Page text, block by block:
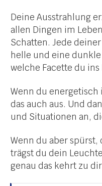
Deine Ausstrahlung
allen Dingen im
Schatten. Jede
helle und eine
welche Facette du
Wenn du energetisch
das auch aus. Und
und Situationen an,
Wenn du aber
trägst du dein
genau das kehrt zu